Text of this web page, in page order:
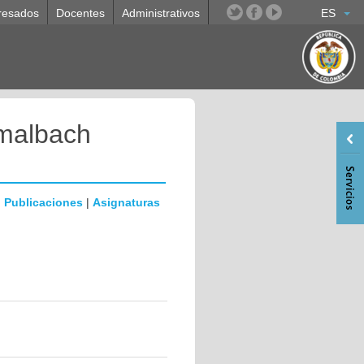
ES
Docentes Administrativos
Publicaciones | Asignaturas